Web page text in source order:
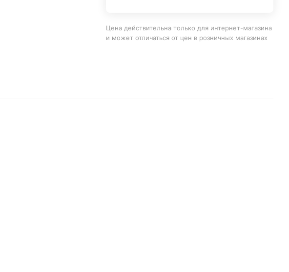
Цена действительна только для интернет-магазина
и может отличаться от цен в розничных магазинах